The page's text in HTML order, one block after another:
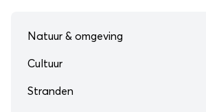
Natuur & omgeving
Cultuur
Stranden